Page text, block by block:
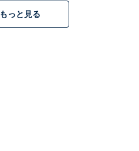
のランキング結果を見る
っと見る